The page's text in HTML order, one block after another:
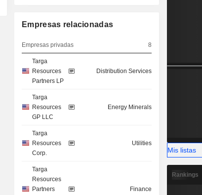
Empresas relacionadas
Empresas privadas 8
Targa
Resources
Partners LP
Distribution Services
Targa
Resources
GP LLC
Energy Minerals
Targa
Resources
Corp.
Utilities
Targa
Resources
Partners
Finance
Mis listas
Rankings